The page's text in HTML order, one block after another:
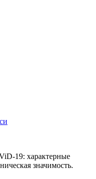
19: характерные
значимость.